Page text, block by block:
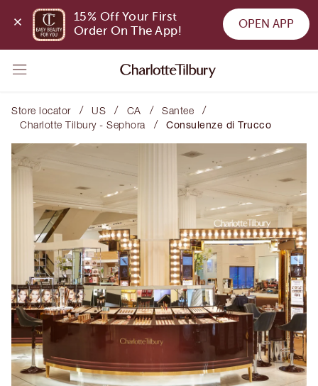
15% Off Your First
Order On The App!
OPEN APP
Store locator / US / CA / Santee /
Charlotte Tilbury - Sephora / Consulenze di Trucco